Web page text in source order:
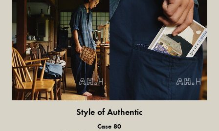
Style of Authentic
普通の服、
Case 80